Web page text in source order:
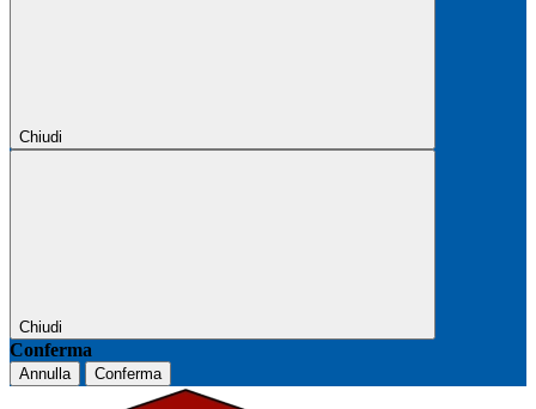
Chiudi
Chiudi
Conferma
Annulla Conferma